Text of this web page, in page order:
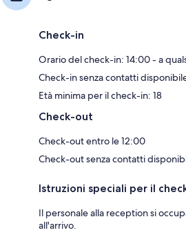
Check-in
Orario del check-in: 14:00 - a
Check-in senza contatti
Età minima per il check-in: 18
Check-out
Check-out entro le 12:00
Check-out senza contatti
Istruzioni speciali per il
Il personale alla reception si
all'arrivo.